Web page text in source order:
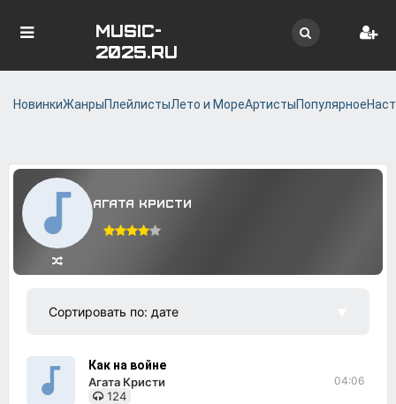
MUSIC-
2025.RU
НовинкиЖанрыПлейлистыЛето и МореАртистыПопулярное
Агата Кристи
Как на войне
Агата Кристи
124
04:06